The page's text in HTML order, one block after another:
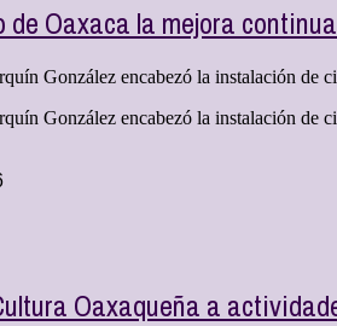
de Oaxaca la mejora
González encabezó la instalación de
González encabezó la instalación de
Oaxaqueña a